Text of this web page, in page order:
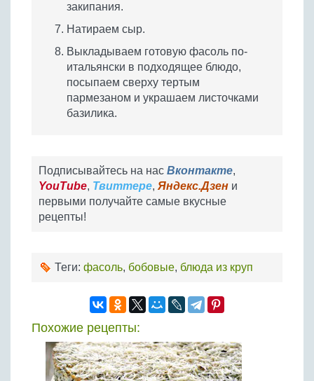
закипания.
Натираем сыр.
Выкладываем готовую фасоль по-
итальянски в подходящее блюдо,
посыпаем сверху тертым
пармезаном и украшаем листочками
базилика.
Подписывайтесь на нас Вконтакте,
YouTube, Твиттере, Яндекс.Дзен и
первыми получайте самые вкусные
рецепты!
Теги: фасоль, бобовые, блюда из круп
Похожие рецепты: